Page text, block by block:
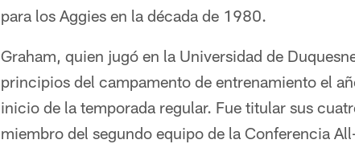
para los Aggies en la década de 1980.
Graham, quien jugó en la Universidad de
principios del campamento de entrenamiento el
inicio de la temporada regular. Fue titular sus
miembro del segundo equipo de la Conferencia